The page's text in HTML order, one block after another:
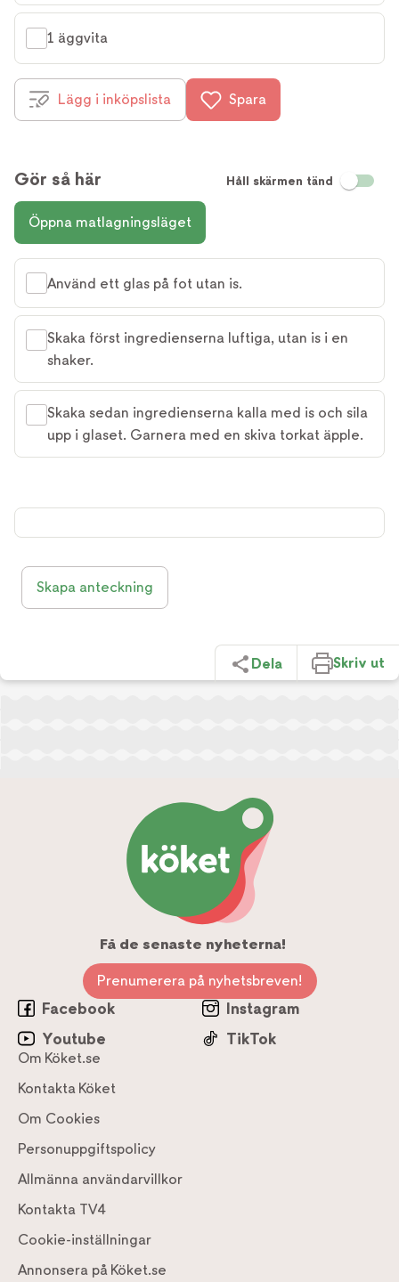
1 äggvita
Lägg i inköpslista Spara
Gör så här Håll skärmen tänd
Öppna matlagningsläget
Använd ett glas på fot utan is.
Skaka först ingredienserna luftiga, utan is i en
shaker.
Skaka sedan ingredienserna kalla med is och sila
upp i glaset. Garnera med en skiva torkat äpple.
Skapa anteckning
Dela Skriv ut
Få de senaste nyheterna!
Prenumerera på nyhetsbreven!
Facebook
Instagram
Youtube
TikTok
Om Köket.se
Kontakta Köket
Om Cookies
Personuppgiftspolicy
Allmänna användarvillkor
Kontakta TV4
Cookie-inställningar
Annonsera på Köket.se